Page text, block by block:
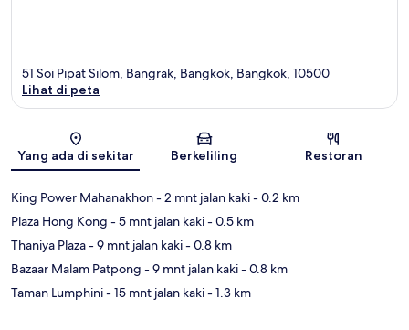
Peta
51 Soi Pipat Silom, Bangrak, Bangkok, Bangkok, 10500
Lihat di peta
Yang ada di sekitar Berkeliling Restoran
King Power Mahanakhon- 2 mnt jalan kaki- 0.2 km
Plaza Hong Kong - 5 mnt jalan kaki- 0.5 km
Thaniya Plaza- 9 mnt jalan kaki- 0.8 km
Bazaar Malam Patpong - 9 mnt jalan kaki- 0.8 km
Taman Lumphini- 15 mnt jalan kaki- 1.3 km